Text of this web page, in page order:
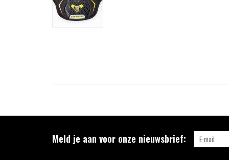
Meld je aan voor onze nieuwsbrief: